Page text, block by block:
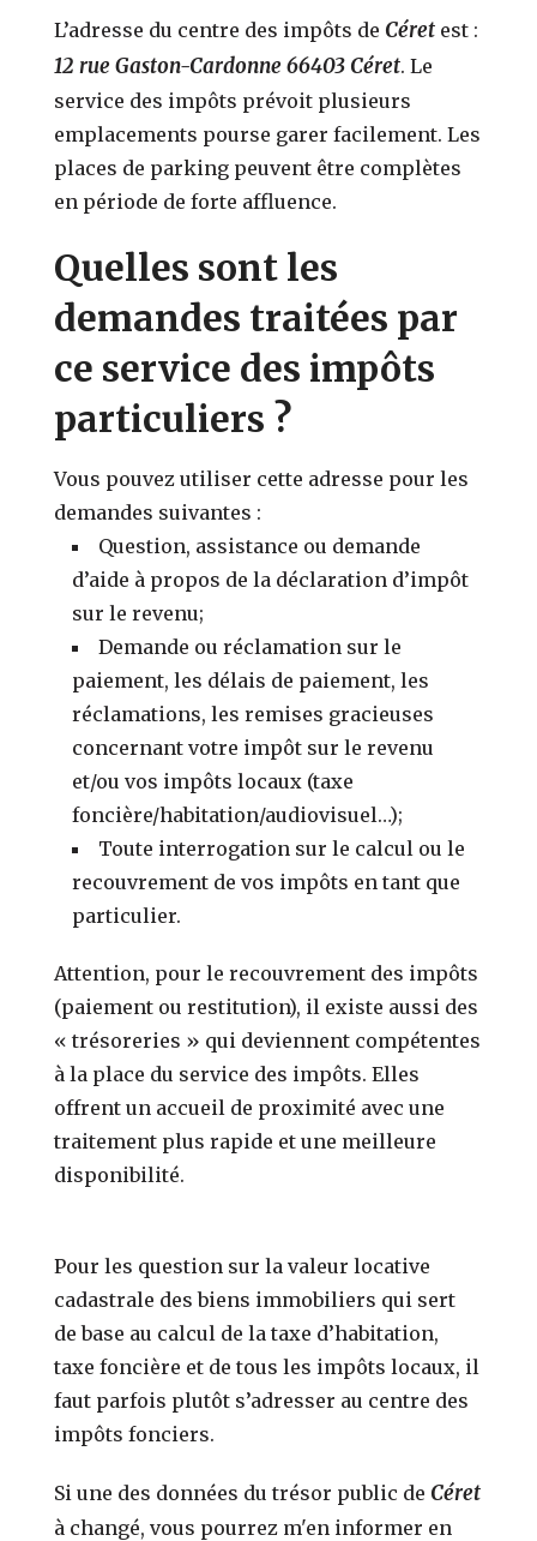
L’adresse du centre des impôts de Céret est :
12 rue Gaston-Cardonne 66403 Céret. Le
service des impôts prévoit plusieurs
emplacements pourse garer facilement. Les
places de parking peuvent être complètes
en période de forte affluence.
Quelles sont les
demandes traitées par
ce service des impôts
particuliers ?
Vous pouvez utiliser cette adresse pour les
demandes suivantes :
Question, assistance ou demande
d’aide à propos de la déclaration d’impôt
sur le revenu;
Demande ou réclamation sur le
paiement, les délais de paiement, les
réclamations, les remises gracieuses
concernant votre impôt sur le revenu
et/ou vos impôts locaux (taxe
foncière/habitation/audiovisuel…);
Toute interrogation sur le calcul ou le
recouvrement de vos impôts en tant que
particulier.
Attention, pour le recouvrement des impôts
(paiement ou restitution), il existe aussi des
« trésoreries » qui deviennent compétentes
à la place du service des impôts. Elles
offrent un accueil de proximité avec une
traitement plus rapide et une meilleure
disponibilité.
Pour les question sur la valeur locative
cadastrale des biens immobiliers qui sert
de base au calcul de la taxe d’habitation,
taxe foncière et de tous les impôts locaux, il
faut parfois plutôt s’adresser au centre des
impôts fonciers.
Si une des données du trésor public de Céret
à changé, vous pourrez m'en informer en